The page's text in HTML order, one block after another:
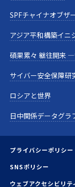
SPFチャイナオブザ
アジア平和構築イニ
碩果累々 継往開来
サイバー安全保障研
ロシアと世界
日中関係データグラ
プライバシーポリシー
SNSポリシー
ウェブアクセシビリテ